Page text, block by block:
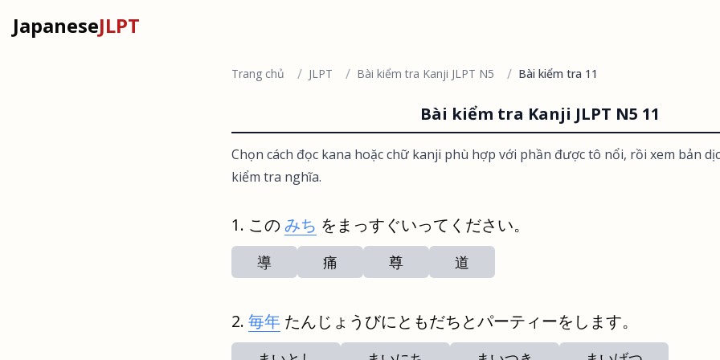
JapaneseJLPT
Trang chủ / JLPT / Bài kiểm tra Kanji JLPT N5 / Bài kiểm tra 11
Bài kiểm tra Kanji JLPT N5 11
Chọn cách đọc kana hoặc chữ kanji phù hợp với phần được tô nổi, rồi xem bản
kiểm tra nghĩa.
この みち をまっすぐいってください。
導 痛 尊 道
毎年 たんじょうびにともだちとパーティーをします。